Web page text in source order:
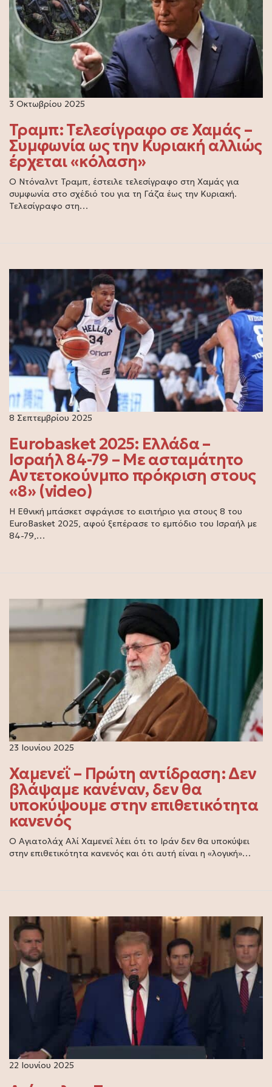
3 Οκτωβρίου 2025
Τραμπ: Τελεσίγραφο σε Χαμάς –
Συμφωνία ως την Κυριακή αλλιώς
έρχεται «κόλαση»
Ο Ντόναλντ Τραμπ, έστειλε τελεσίγραφο στη Χαμάς για
συμφωνία στο σχέδιό του για τη Γάζα έως την Κυριακή.
Τελεσίγραφο στη…
8 Σεπτεμβρίου 2025
Eurobasket 2025: Ελλάδα –
Ισραήλ 84-79 – Με ασταμάτητο
Αντετοκούνμπο πρόκριση στους
«8» (video)
Η Εθνική μπάσκετ σφράγισε το εισιτήριο για στους 8 του
EuroBasket 2025, αφού ξεπέρασε το εμπόδιο του Ισραήλ με
84-79,…
23 Ιουνίου 2025
Χαμενεΐ – Πρώτη αντίδραση: Δεν
βλάψαμε κανέναν, δεν θα
υποκύψουμε στην επιθετικότητα
κανενός
Ο Αγιατολάχ Αλί Χαμενεΐ λέει ότι το Ιράν δεν θα υποκύψει
στην επιθετικότητα κανενός και ότι αυτή είναι η «λογική»…
22 Ιουνίου 2025